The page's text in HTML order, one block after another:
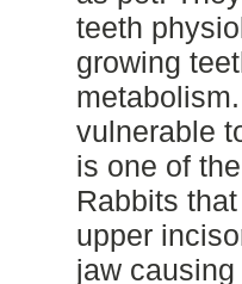
teeth
growing
vulnerable
is one of
Rabbits
upper
jaw